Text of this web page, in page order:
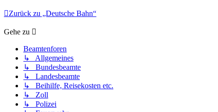
Zurück zu „Deutsche Bahn“
Gehe zu
Beamtenforen
↳ Allgemeines
↳ Bundesbeamte
↳ Landesbeamte
↳ Beihilfe, Reisekosten etc.
↳ Zoll
↳ Polizei